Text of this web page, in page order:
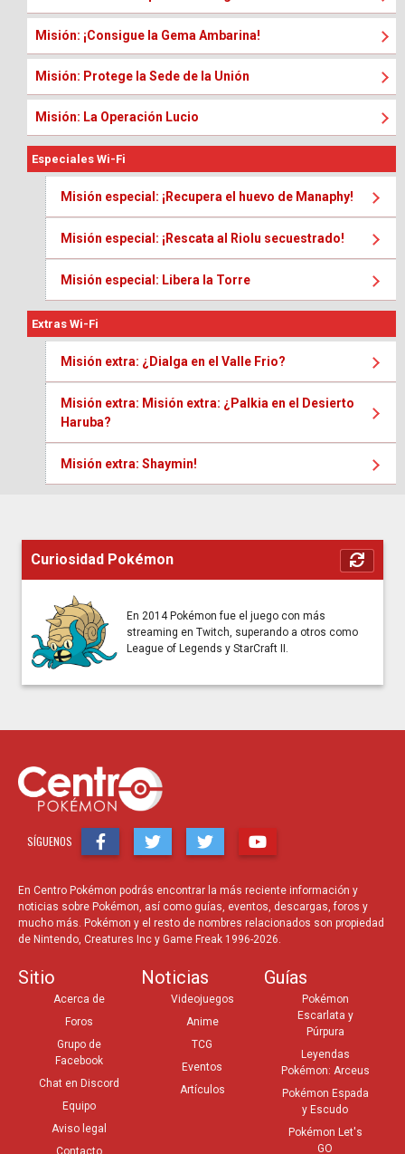
Misión: ¡Consigue la Gema Ambarina!
Misión: Protege la Sede de la Unión
Misión: La Operación Lucio
Especiales Wi-Fi
Misión especial: ¡Recupera el huevo de Manaphy!
Misión especial: ¡Rescata al Riolu secuestrado!
Misión especial: Libera la Torre
Extras Wi-Fi
Misión extra: ¿Dialga en el Valle Frio?
Misión extra: Misión extra: ¿Palkia en el Desierto
Haruba?
Misión extra: Shaymin!
Curiosidad Pokémon
En 2014 Pokémon fue el juego con más
streaming en Twitch, superando a otros como
League of Legends y StarCraft II.
SÍGUENOS
En Centro Pokémon podrás encontrar la más reciente información y
noticias sobre Pokémon, así como guías, eventos, descargas, foros y
mucho más. Pokémon y el resto de nombres relacionados son propiedad
de Nintendo, Creatures Inc y Game Freak 1996-2026.
Sitio
Acerca de
Foros
Grupo de
Facebook
Chat en Discord
Equipo
Aviso legal
Contacto
Noticias
Videojuegos
Anime
TCG
Eventos
Artículos
Guías
Pokémon
Escarlata y
Púrpura
Leyendas
Pokémon: Arceus
Pokémon Espada
y Escudo
Pokémon Let's
GO